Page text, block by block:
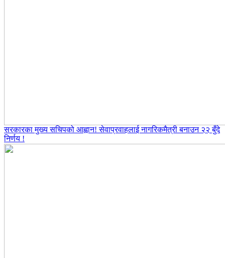
सरकारका मुख्य सचिपको आह्वान! सेवाप्रवाहलाई नागरिकमैत्री बनाउन २२ बुँदे
निर्णय !